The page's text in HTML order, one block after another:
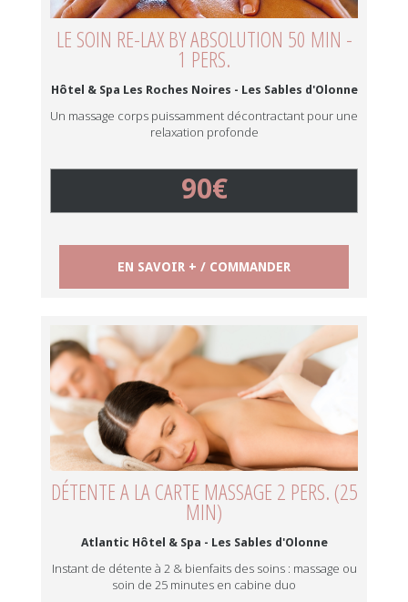
LE SOIN RE-LAX BY ABSOLUTION 50 MIN -
1 PERS.
Hôtel & Spa Les Roches Noires - Les Sables d'Olonne
Un massage corps puissamment décontractant pour une
relaxation profonde
90€
EN SAVOIR + / COMMANDER
DÉTENTE A LA CARTE MASSAGE 2 PERS. (25
MIN)
Atlantic Hôtel & Spa - Les Sables d'Olonne
Instant de détente à 2 & bienfaits des soins : massage ou
soin de 25 minutes en cabine duo